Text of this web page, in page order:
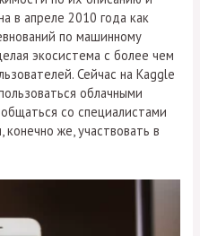
в апреле 2010 года как
по машинному
экосистема с более чем
Сейчас на Kaggle
облачными
со специалистами
же, участвовать в